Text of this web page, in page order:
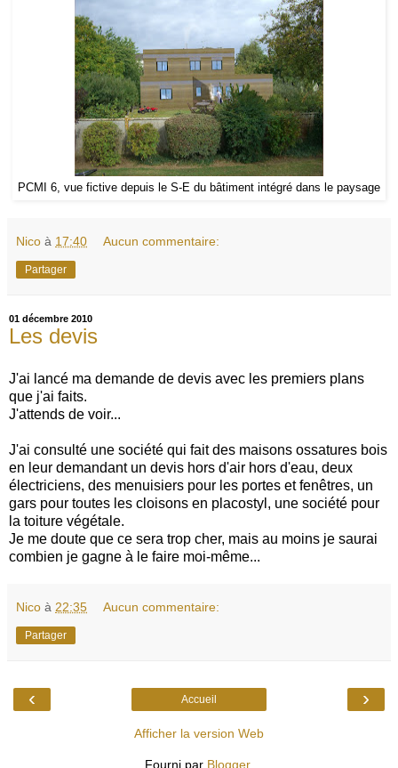
PCMI 6, vue fictive depuis le S-E du bâtiment intégré dans le paysage
Nico à 17:40 Aucun commentaire:
Partager
01 décembre 2010
Les devis
J'ai lancé ma demande de devis avec les premiers plans
que j'ai faits.
J'attends de voir...
J'ai consulté une société qui fait des maisons ossatures bois
en leur demandant un devis hors d'air hors d'eau, deux
électriciens, des menuisiers pour les portes et fenêtres, un
gars pour toutes les cloisons en placostyl, une société pour
la toiture végétale.
Je me doute que ce sera trop cher, mais au moins je saurai
combien je gagne à le faire moi-même...
Nico à 22:35 Aucun commentaire:
Partager
‹ ›
Accueil
Afficher la version Web
Fourni par Blogger.